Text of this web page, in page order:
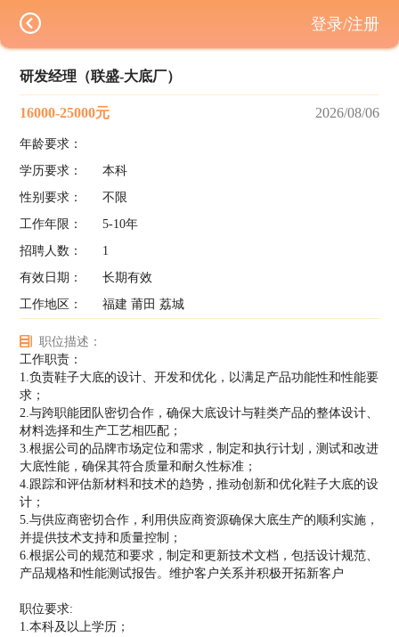
研发经理（联盛-大底厂）
16000-25000元 2026/08/06
年龄要求：
学历要求：
本科
性别要求：
不限
工作年限：
5-10年
招聘人数：
1
有效日期：
长期有效
工作地区：
福建 莆田 荔城
职位描述：
工作职责：
1.负责鞋子大底的设计、开发和优化，以满足产品功能性和性能要
求；
2.与跨职能团队密切合作，确保大底设计与鞋类产品的整体设计、
材料选择和生产工艺相匹配；
3.根据公司的品牌市场定位和需求，制定和执行计划，测试和改进
大底性能，确保其符合质量和耐久性标准；
4.跟踪和评估新材料和技术的趋势，推动创新和优化鞋子大底的设
计；
5.与供应商密切合作，利用供应商资源确保大底生产的顺利实施，
并提供技术支持和质量控制；
6.根据公司的规范和要求，制定和更新技术文档，包括设计规范、
产品规格和性能测试报告。维护客户关系并积极开拓新客户
职位要求:
1.本科及以上学历；
登录/注册